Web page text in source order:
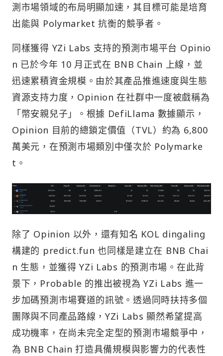
測市場領域的布局明顯加速，其目標可能是培育
出能與 Polymarket 抗衡的競爭者。
同樣獲得 YZi Labs 支持的預測市場平台 Opinio
n 已於今年 10 月正式在 BNB Chain 上線，並
迅速累積資金規模。由於其產品推進速度與生態
資源支持力度，Opinion 在社群中一度被戲稱為
「幣安親兒子」。根據 DefiLlama 數據顯示，
Opinion 目前的總鎖定價值（TVL）約為 6,800
萬美元，在預測市場類別中僅次於 Polymarke
t。
除了 Opinion 以外，還有知名 KOL dingaling
構建的 predict.fun 也同樣是建立在 BNB Chai
n 生態，並獲得 YZi Labs 的預測市場。在此背
景下，Probable 的推出被視為 YZi Labs 進一
步加碼預測市場賽道的訊號。透過同時扶持多個
團隊與不同產品路線，YZi Labs 顯然希望提高
成功機率，在尚未完全定型的預測市場競爭中，
為 BNB Chain 打造具備規模與影響力的代表性